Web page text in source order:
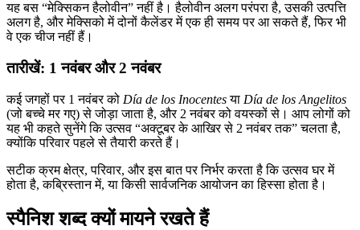
यह बस “मेक्सिकन हैलोवीन” नहीं है। हैलोवीन अलग परंपरा है, उसकी उत्पत्ति
अलग है, और मेक्सिको में दोनों कैलेंडर में एक ही समय पर आ सकते हैं, फिर भी
वे एक चीज नहीं हैं।
तारीखें: 1 नवंबर और 2 नवंबर
कई जगहों पर 1 नवंबर को Día de los Inocentesया Día de los Angelitos
(जो बच्चे मर गए) से जोड़ा जाता है, और 2 नवंबर को वयस्कों से। आप लोगों को
यह भी कहते सुनेंगे कि उत्सव “अक्टूबर के आखिर से 2 नवंबर तक” चलता है,
क्योंकि परिवार पहले से तैयारी करते हैं।
सटीक क्रम क्षेत्र, परिवार, और इस बात पर निर्भर करता है कि उत्सव घर में
होता है, कब्रिस्तान में, या किसी सार्वजनिक आयोजन का हिस्सा होता है।
स्पैनिश शब्द क्यों मायने रखते हैं